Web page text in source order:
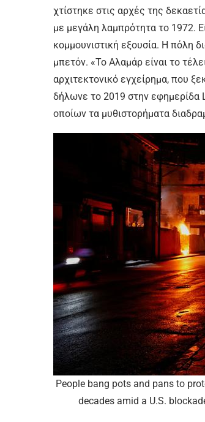
χτίστηκε στις αρχές της
με μεγάλη λαμπρότητα το 1972.
κομμουνιστική εξουσία. Η πόλη
μπετόν. «Το Αλαμάρ είναι το
αρχιτεκτονικό εγχείρημα, που
δήλωνε το 2019 στην εφημερίδα
οποίων τα μυθιστορήματα
People bang pots and pans to
decades amid a U.S.